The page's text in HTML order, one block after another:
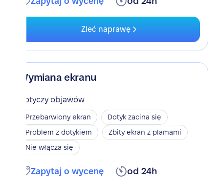
Zleć naprawę
Wymiana ekranu
Dotyczy objawów
Przebarwiony ekran
Dotyk zacina się
Problem z dotykiem
Zbity ekran z plamami
Nie włącza się
Zapytaj o wycenę od 24h